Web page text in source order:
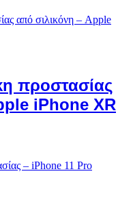
προστασίας
iPhone XR